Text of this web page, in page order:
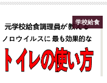
学校給食